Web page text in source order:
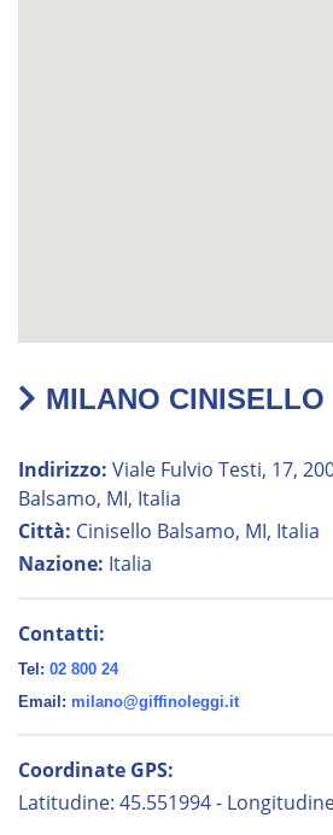
MILANO CINISELLO
Indirizzo: Viale Fulvio Testi, 17,
Balsamo, MI, Italia
Città: Cinisello Balsamo, MI, Italia
Nazione: Italia
Contatti:
Tel: 02 800 24
Email: milano@giffinoleggi.it
Coordinate GPS:
Latitudine: 45.551994 -